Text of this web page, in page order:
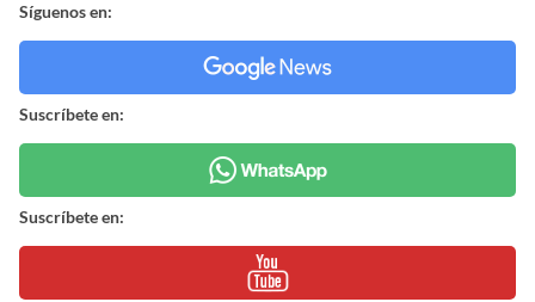
Síguenos en:
Suscríbete en:
Suscríbete en: